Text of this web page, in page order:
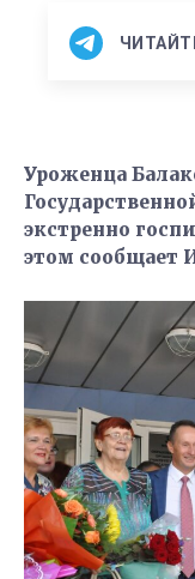
Уроженца
экстренно
этом сообщает